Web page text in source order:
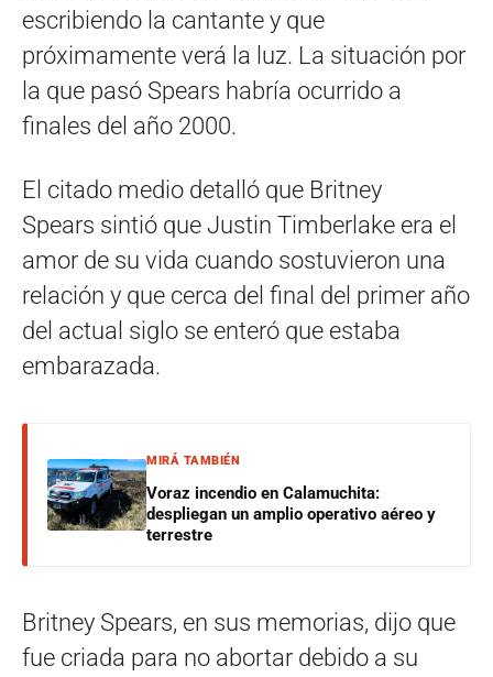
escribiendo la cantante y que
próximamente verá la luz. La situación por
la que pasó Spears habría ocurrido a
finales del año 2000.
El citado medio detalló que Britney
Spears sintió que Justin Timberlake era el
amor de su vida cuando sostuvieron una
relación y que cerca del final del primer año
del actual siglo se enteró que estaba
embarazada.
MIRÁ TAMBIÉN
Voraz incendio en Calamuchita:
despliegan un amplio operativo aéreo y
terrestre
Britney Spears, en sus memorias, dijo que
fue criada para no abortar debido a su